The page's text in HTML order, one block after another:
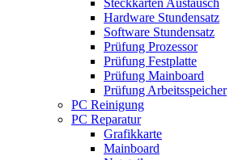
Hardware Stundensatz
Software Stundensatz
Prüfung Prozessor
Prüfung Festplatte
Prüfung Mainboard
Prüfung Arbeitsspeicher
PC Reinigung
PC Reparatur
Grafikkarte
Mainboard